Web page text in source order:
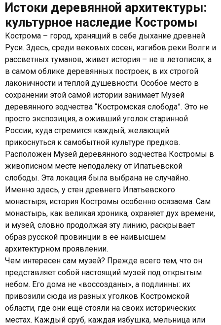
Истоки деревянной архитектуры:
культурное наследие Костромы
Кострома – город, хранящий в себе дыхание древней
Руси. Здесь, среди вековых сосен, изгибов реки Волги и
рассветных туманов, живет история – не в летописях, а
в самом облике деревянных построек, в их строгой
лаконичности и теплой душевности. Особое место в
сохранении этой самой истории занимает Музей
деревянного зодчества “Костромская слобода”. Это не
просто экспозиция, а оживший уголок старинной
России, куда стремится каждый, желающий
прикоснуться к самобытной культуре предков.
Расположен Музей деревянного зодчества Костромы в
живописном месте неподалёку от Ипатьевской
слободы. Эта локация была выбрана не случайно.
Именно здесь, у стен древнего Ипатьевского
монастыря, история Костромы особенно осязаема. Сам
монастырь, как великая хроника, охраняет дух времени,
и музей, словно продолжая эту линию, раскрывает
образ русской провинции в её наивысшем
архитектурном проявлении.
Чем интересен сам музей? Прежде всего тем, что он
представляет собой настоящий музей под открытым
небом. Его дома не «воссозданы», а подлинны: их
привозили сюда из разных уголков Костромской
области, где они ещё стояли на своих исторических
местах. Каждый сруб, каждая избушка, мельница или